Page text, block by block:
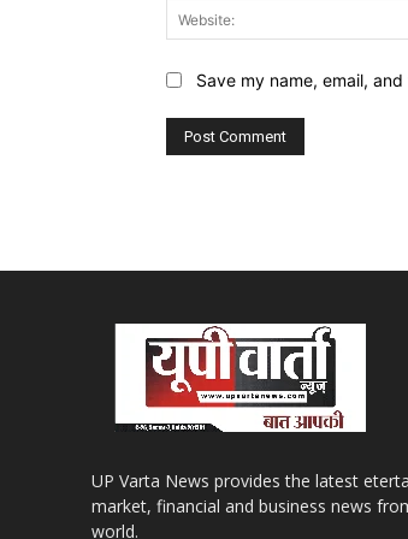
Save my name, email,
UP Varta News provides the latest
market, financial and business news
world.